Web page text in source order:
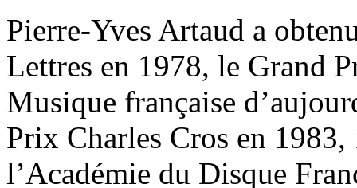
Pierre-Yves Artaud a
Lettres en 1978, le Grand
Musique française
Prix Charles Cros en
l’Académie du Disque